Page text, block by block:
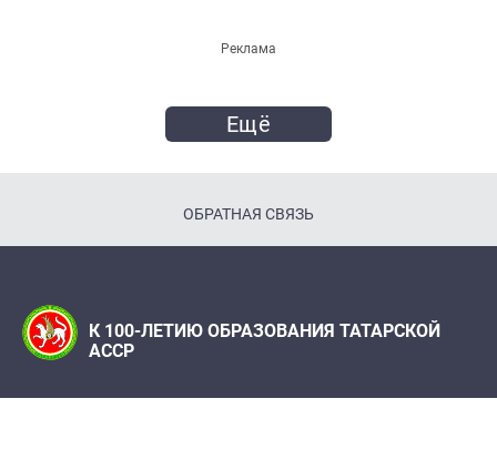
Реклама
Ещё
ОБРАТНАЯ СВЯЗЬ
К 100-ЛЕТИЮ ОБРАЗОВАНИЯ ТАТАРСКОЙ
АССР